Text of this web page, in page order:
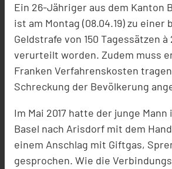
Ein 26-Jähriger aus dem Kanton
ist am Montag (08.04.19) zu einer
Geldstrafe von 150 Tagessätzen à
verurteilt worden. Zudem muss
Franken Verfahrenskosten
Schreckung der Bevölkerung
Im Mai 2017 hatte der junge
Basel nach Arisdorf mit dem
einem Anschlag mit Giftgas,
gesprochen. Wie die